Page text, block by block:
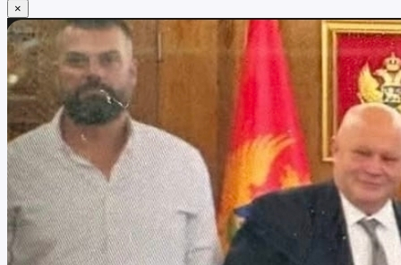
×